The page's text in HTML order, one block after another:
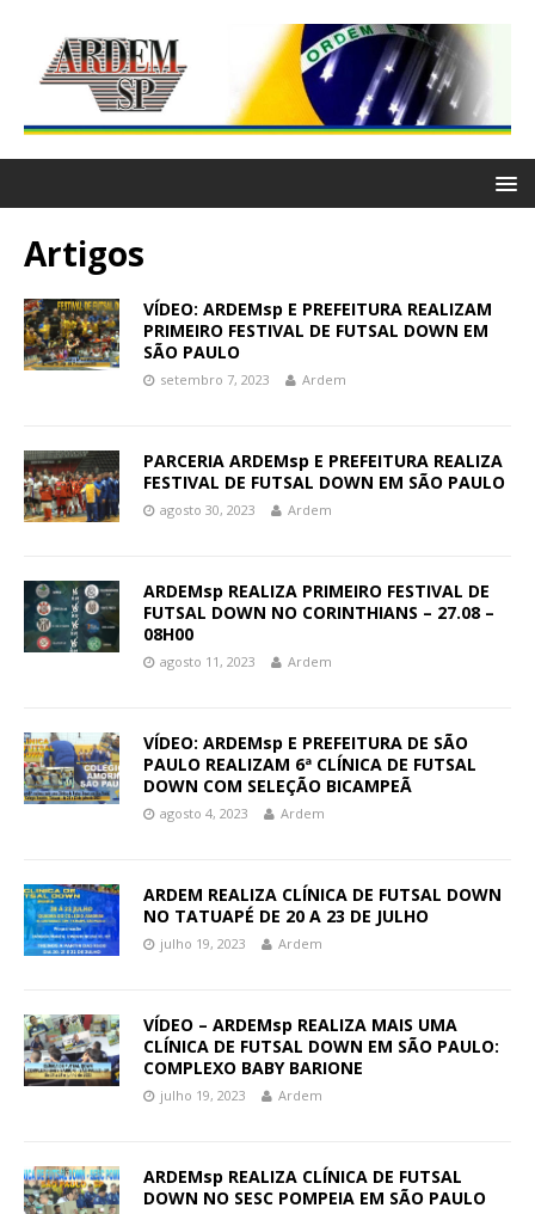
Artigos
VÍDEO: ARDEMsp E PREFEITURA REALIZAM
PRIMEIRO FESTIVAL DE FUTSAL DOWN EM
SÃO PAULO
setembro 7, 2023 Ardem
PARCERIA ARDEMsp E PREFEITURA REALIZA
FESTIVAL DE FUTSAL DOWN EM SÃO PAULO
agosto 30, 2023 Ardem
ARDEMsp REALIZA PRIMEIRO FESTIVAL DE
FUTSAL DOWN NO CORINTHIANS – 27.08 –
08H00
agosto 11, 2023 Ardem
VÍDEO: ARDEMsp E PREFEITURA DE SÃO
PAULO REALIZAM 6ª CLÍNICA DE FUTSAL
DOWN COM SELEÇÃO BICAMPEÃ
agosto 4, 2023 Ardem
ARDEM REALIZA CLÍNICA DE FUTSAL DOWN
NO TATUAPÉ DE 20 A 23 DE JULHO
julho 19, 2023 Ardem
VÍDEO – ARDEMsp REALIZA MAIS UMA
CLÍNICA DE FUTSAL DOWN EM SÃO PAULO:
COMPLEXO BABY BARIONE
julho 19, 2023 Ardem
ARDEMsp REALIZA CLÍNICA DE FUTSAL
DOWN NO SESC POMPEIA EM SÃO PAULO